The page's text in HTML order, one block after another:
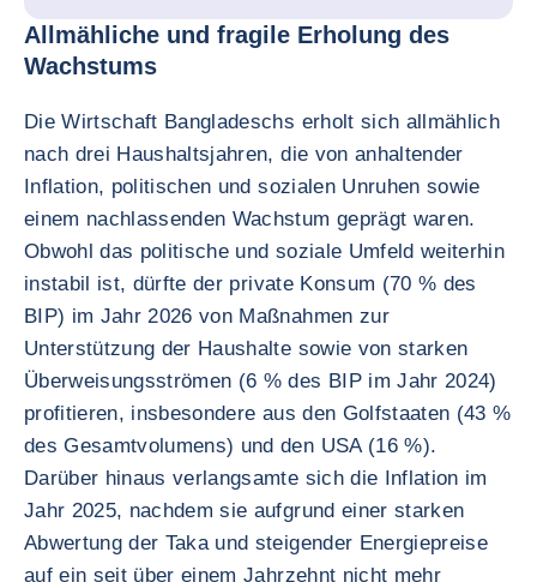
Allmähliche und fragile Erholung des
Wachstums
Die Wirtschaft Bangladeschs erholt sich allmählich
nach drei Haushaltsjahren, die von anhaltender
Inflation, politischen und sozialen Unruhen sowie
einem nachlassenden Wachstum geprägt waren.
Obwohl das politische und soziale Umfeld weiterhin
instabil ist, dürfte der private Konsum (70 % des
BIP) im Jahr 2026 von Maßnahmen zur
Unterstützung der Haushalte sowie von starken
Überweisungsströmen (6 % des BIP im Jahr 2024)
profitieren, insbesondere aus den Golfstaaten (43 %
des Gesamtvolumens) und den USA (16 %).
Darüber hinaus verlangsamte sich die Inflation im
Jahr 2025, nachdem sie aufgrund einer starken
Abwertung der Taka und steigender Energiepreise
auf ein seit über einem Jahrzehnt nicht mehr